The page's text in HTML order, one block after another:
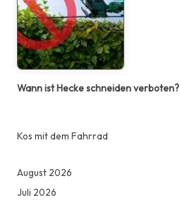
Wann ist Hecke schneiden verboten?
Kos mit dem Fahrrad
August 2026
Juli 2026